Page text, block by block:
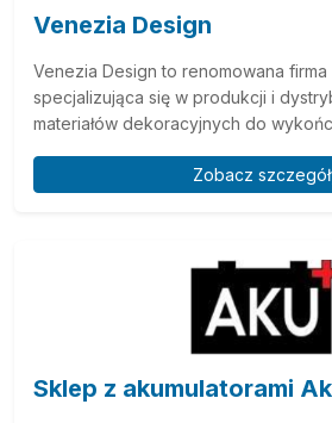
Venezia Design
Venezia Design to renomowana firma
specjalizująca się w produkcji i
materiałów dekoracyjnych do
Zobacz
Sklep z akumulatorami